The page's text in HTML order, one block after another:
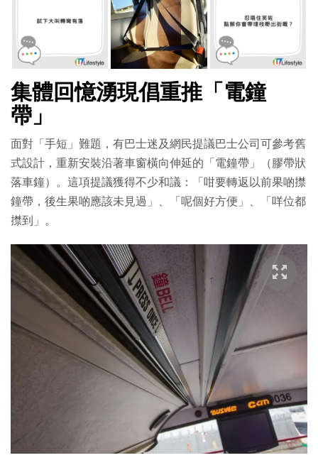
集體回憶湧現倡重推「電鐘
帶」
面對「手短」難題，有巴士迷及網民提議巴士公司可參考舊
式設計，重新安裝沿著車窗橫向伸延的「電鐘帶」（膠帶狀
落車鐘）。這項提議獲得不少和議：「咁要轉返以前果啲㩒
鐘帶，後生果啲應該未見過」、「呢個好方便」、「咩位都
㩒到」。